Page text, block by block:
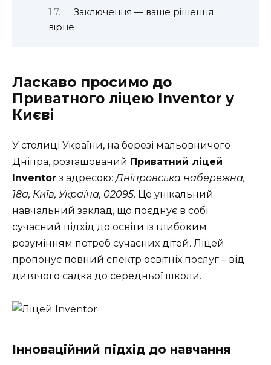
Заключення — ваше рішення
вірне
Ласкаво просимо до
Приватного ліцею Inventor у
Києві
У столиці України, на березі мальовничого
Дніпра, розташований Приватний ліцей
Inventor з адресою:Дніпровська набережна,
18а, Київ, Україна, 02095. Це унікальний
навчальний заклад, що поєднує в собі
сучасний підхід до освіти із глибоким
розумінням потреб сучасних дітей. Ліцей
пропонує повний спектр освітніх послуг – від
дитячого садка до середньої школи.
Інноваційний підхід до навчання